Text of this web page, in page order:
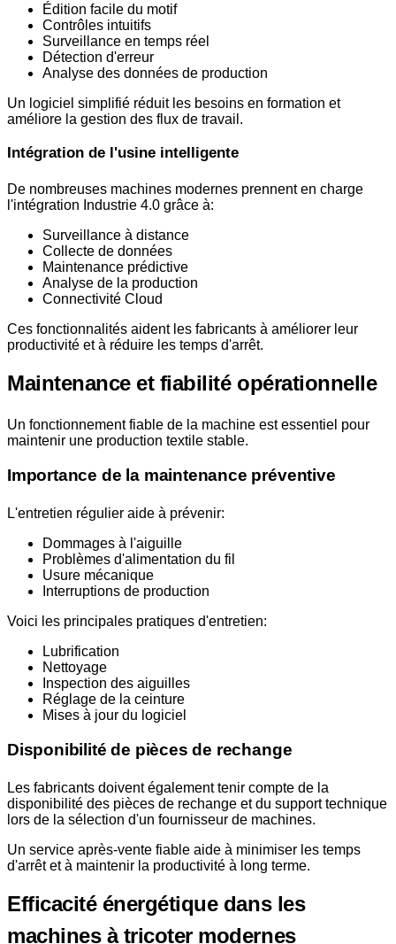
Édition facile du motif
Contrôles intuitifs
Surveillance en temps réel
Détection d'erreur
Analyse des données de production
Un logiciel simplifié réduit les besoins en formation et
améliore la gestion des flux de travail.
Intégration de l'usine intelligente
De nombreuses machines modernes prennent en charge
l'intégration Industrie 4.0 grâce à:
Surveillance à distance
Collecte de données
Maintenance prédictive
Analyse de la production
Connectivité Cloud
Ces fonctionnalités aident les fabricants à améliorer leur
productivité et à réduire les temps d'arrêt.
Maintenance et fiabilité opérationnelle
Un fonctionnement fiable de la machine est essentiel pour
maintenir une production textile stable.
Importance de la maintenance préventive
L'entretien régulier aide à prévenir:
Dommages à l'aiguille
Problèmes d'alimentation du fil
Usure mécanique
Interruptions de production
Voici les principales pratiques d'entretien:
Lubrification
Nettoyage
Inspection des aiguilles
Réglage de la ceinture
Mises à jour du logiciel
Disponibilité de pièces de rechange
Les fabricants doivent également tenir compte de la
disponibilité des pièces de rechange et du support technique
lors de la sélection d'un fournisseur de machines.
Un service après-vente fiable aide à minimiser les temps
d'arrêt et à maintenir la productivité à long terme.
Efficacité énergétique dans les
machines à tricoter modernes